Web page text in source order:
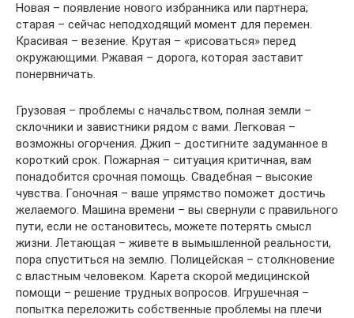
Новая – появление нового избранника или партнера;
старая – сейчас неподходящий момент для перемен.
Красивая – везение. Крутая – «рисоваться» перед
окружающими. Ржавая – дорога, которая заставит
понервничать.
Грузовая – проблемы с начальством, полная земли –
склочники и завистники рядом с вами. Легковая –
возможны огорчения. Джип – достигните задуманное в
короткий срок. Пожарная – ситуация критичная, вам
понадобится срочная помощь. Свадебная – высокие
чувства. Гоночная – ваше упрямство поможет достичь
желаемого. Машина времени – вы свернули с правильного
пути, если не остановитесь, можете потерять смысл
жизни. Летающая – живете в вымышленной реальности,
пора спуститься на землю. Полицейская – столкновение
с властным человеком. Карета скорой медицинской
помощи – решение трудных вопросов. Игрушечная –
попытка переложить собственные проблемы на плечи